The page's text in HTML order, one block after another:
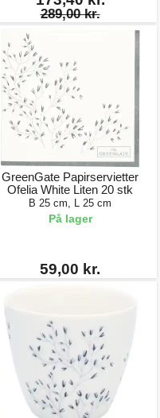
289,00 kr.
GreenGate Papirservietter
Ofelia White Liten 20 stk
B 25 cm, L 25 cm
På lager
59,00 kr.